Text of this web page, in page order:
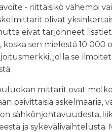
- riittäisikö vähempi
olivat
eivät tarjonneet
koska sen mielestä 10 000
jolla se
mittarit ovat
päivittäisiä askelmääriä,
sähkönjohtavuudesta,
ja sykevälivaihtelusta.